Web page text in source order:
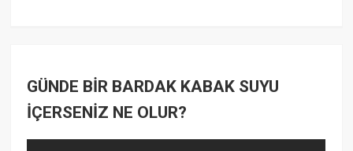
GÜNDE BİR BARDAK KABAK SUYU
İÇERSENİZ NE OLUR?